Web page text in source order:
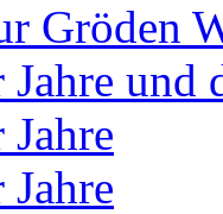
Gröden
Jahre und